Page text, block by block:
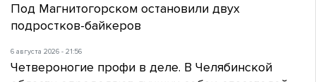
Под Магнитогорском остановили двух
подростков-байкеров
6 августа 2026 - 21:56
Четвероногие профи в деле. В Челябинской